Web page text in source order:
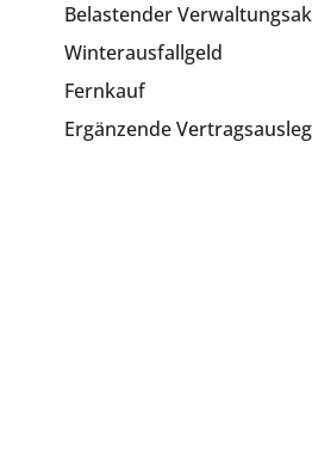
Belastender
Winterausfallgeld
Fernkauf
Ergänzende